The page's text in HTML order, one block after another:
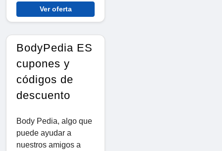
Ver oferta
BodyPedia ES
cupones y
códigos de
descuento
Body Pedia, algo que
puede ayudar a
nuestros amigos a